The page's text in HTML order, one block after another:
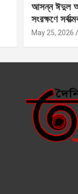
আসন্ন ঈদুল
সংরক্ষণে
কবির
May 25, 2026